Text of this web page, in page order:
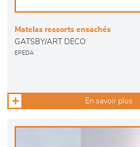
Matelas ressorts ensachés
GATSBY/ART DECO
EPEDA
En savoir plus